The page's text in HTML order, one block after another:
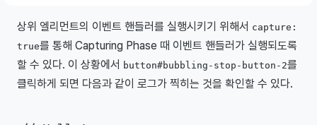
상위 엘리먼트의 이벤트 핸들러를 실행시키기 위해서 capture:
true를 통해 Capturing Phase 때 이벤트 핸들러가 실행되도록
할 수 있다. 이 상황에서 button#bubbling-stop-button-2를
클릭하게 되면 다음과 같이 로그가 찍히는 것을 확인할 수 있다.